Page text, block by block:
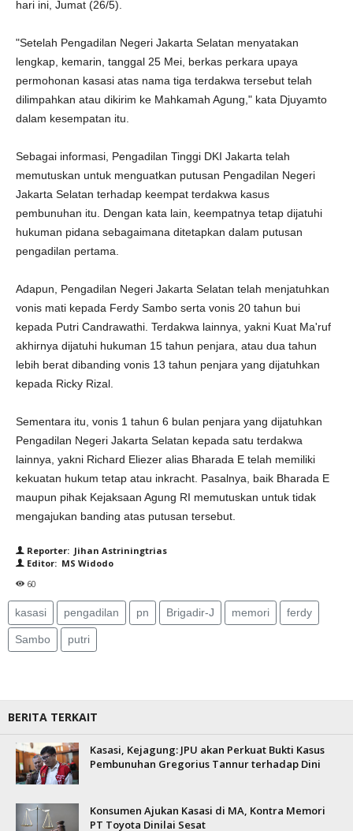
hari ini, Jumat (26/5).
"Setelah Pengadilan Negeri Jakarta Selatan menyatakan
lengkap, kemarin, tanggal 25 Mei, berkas perkara upaya
permohonan kasasi atas nama tiga terdakwa tersebut telah
dilimpahkan atau dikirim ke Mahkamah Agung," kata Djuyamto
dalam kesempatan itu.
Sebagai informasi, Pengadilan Tinggi DKI Jakarta telah
memutuskan untuk menguatkan putusan Pengadilan Negeri
Jakarta Selatan terhadap keempat terdakwa kasus
pembunuhan itu. Dengan kata lain, keempatnya tetap dijatuhi
hukuman pidana sebagaimana ditetapkan dalam putusan
pengadilan pertama.
Adapun, Pengadilan Negeri Jakarta Selatan telah menjatuhkan
vonis mati kepada Ferdy Sambo serta vonis 20 tahun bui
kepada Putri Candrawathi. Terdakwa lainnya, yakni Kuat Ma'ruf
akhirnya dijatuhi hukuman 15 tahun penjara, atau dua tahun
lebih berat dibanding vonis 13 tahun penjara yang dijatuhkan
kepada Ricky Rizal.
Sementara itu, vonis 1 tahun 6 bulan penjara yang dijatuhkan
Pengadilan Negeri Jakarta Selatan kepada satu terdakwa
lainnya, yakni Richard Eliezer alias Bharada E telah memiliki
kekuatan hukum tetap atau inkracht. Pasalnya, baik Bharada E
maupun pihak Kejaksaan Agung RI memutuskan untuk tidak
mengajukan banding atas putusan tersebut.
Reporter: Jihan Astriningtrias
Editor: MS Widodo
60
kasasi pengadilan pn Brigadir-J memori ferdy
Sambo putri
BERITA TERKAIT
Kasasi, Kejagung: JPU akan Perkuat Bukti Kasus
Pembunuhan Gregorius Tannur terhadap Dini
Konsumen Ajukan Kasasi di MA, Kontra Memori
PT Toyota Dinilai Sesat